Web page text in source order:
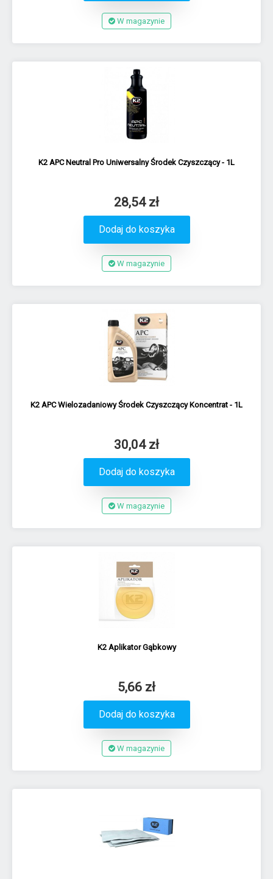
W magazynie
K2 APC Neutral Pro Uniwersalny Środek Czyszczący - 1L
28,54 zł
Dodaj do koszyka
W magazynie
K2 APC Wielozadaniowy Środek Czyszczący Koncentrat - 1L
30,04 zł
Dodaj do koszyka
W magazynie
K2 Aplikator Gąbkowy
5,66 zł
Dodaj do koszyka
W magazynie